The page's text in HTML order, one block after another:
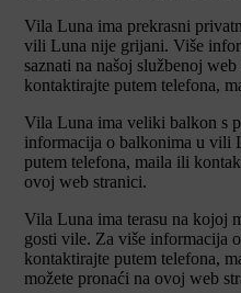
Vila Luna ima prekrasni
vili Luna nije grijani. Više
saznati na našoj službenoj
kontaktirajte putem telefona,
Vila Luna ima veliki balkon s
informacija o balkonima u vili
putem telefona, maila ili
ovoj web stranici.
Vila Luna ima terasu na kojoj
gosti vile. Za više informacija
kontaktirajte putem telefona,
možete pronaći na ovoj web